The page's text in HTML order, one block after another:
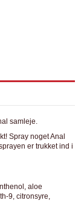
samleje.
Spray noget Anal
er trukket ind i
aloe
9, citronsyre,